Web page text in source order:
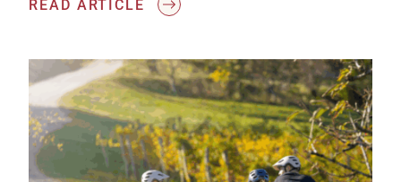
READ ARTICLE